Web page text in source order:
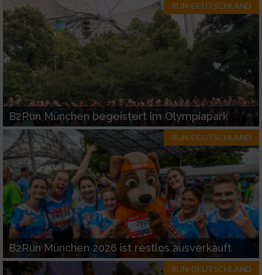
RUN-DEUTSCHLAND
B2Run München begeistert im Olympiapark
RUN-DEUTSCHLAND
B2Run München 2026 ist restlos ausverkauft
RUN-DEUTSCHLAND